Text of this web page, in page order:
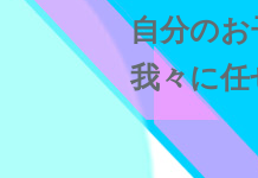
自分の
我々に任